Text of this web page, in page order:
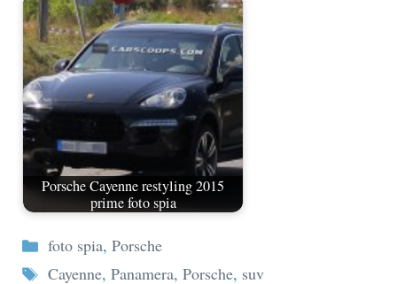
Porsche Cayenne restyling 2015
prime foto spia
Categorie
foto spia, Porsche
Tag
Cayenne, Panamera, Porsche, suv